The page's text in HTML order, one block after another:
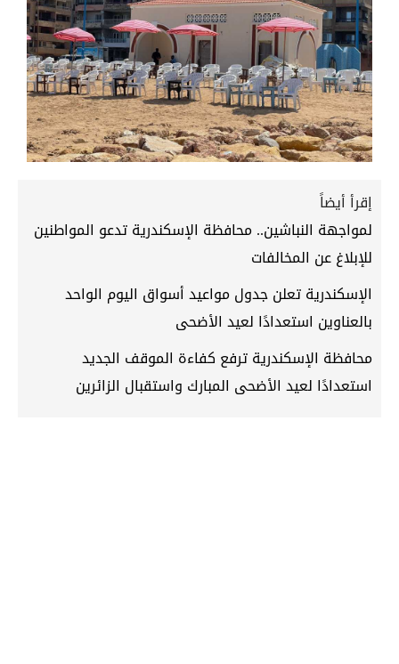
إقرأ أيضاً
لمواجهة النباشين.. محافظة الإسكندرية تدعو المواطنين
للإبلاغ عن المخالفات
الإسكندرية تعلن جدول مواعيد أسواق اليوم الواحد
بالعناوين استعدادًا لعيد الأضحى
محافظة الإسكندرية ترفع كفاءة الموقف الجديد
استعدادًا لعيد الأضحى المبارك واستقبال الزائرين